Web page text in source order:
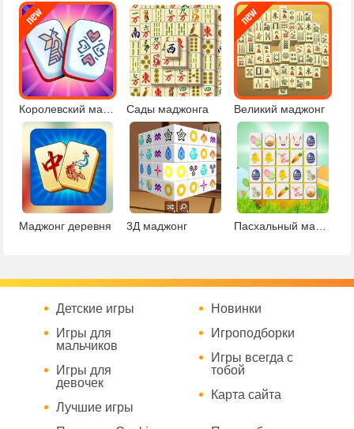
Королевский маджонг Сады маджонга Великий маджонг
Маджонг деревня 3Д маджонг Пасхальный маджонг Коннект
Детские игры
Игры для
мальчиков
Игры для
девочек
Лучшие игры
Новинки
Игроподборки
Игры всегда с
тобой
Карта сайта